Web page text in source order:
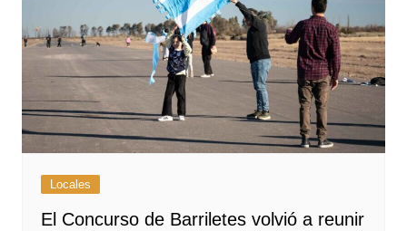
Locales
El Concurso de Barriletes volvió a reunir